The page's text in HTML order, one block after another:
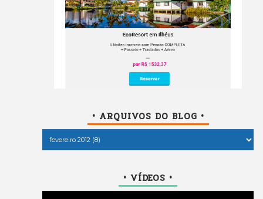
• ARQUIVOS DO BLOG •
• VÍDEOS •